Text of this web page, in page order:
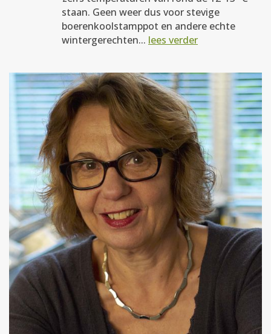
staan. Geen weer dus voor stevige
boerenkoolstamppot en andere echte
wintergerechten... lees verder